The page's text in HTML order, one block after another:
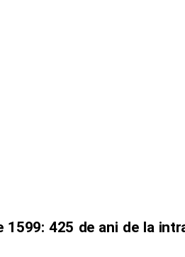
1599: 425 de ani de la